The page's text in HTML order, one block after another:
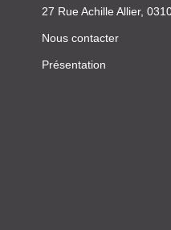
27 Rue Achille Allier,
Nous contacter
Présentation